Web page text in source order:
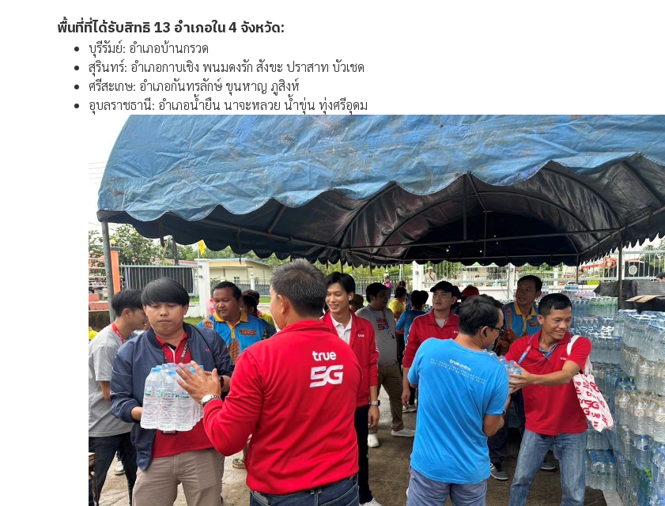
พื้นที่ที่ได้รับสิทธิ 13 อำเภอใน 4 จังหวัด:
บุรีรัมย์: อำเภอบ้านกรวด
สุรินทร์: อำเภอกาบเชิง พนมดงรัก สังขะ ปราสาท บัวเชด
ศรีสะเกษ: อำเภอกันทรลักษ์ ขุนหาญ ภูสิงห์
อุบลราชธานี: อำเภอน้ำยืน นาจะหลวย น้ำขุ่น ทุ่งศรีอุดม